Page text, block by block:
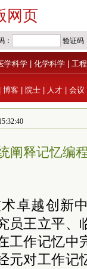
网页
学科学 化学科学 工
博客 院士 人才 会议
阐释记忆编
卓越创新
员王立平、
工作记忆中
元对工作记